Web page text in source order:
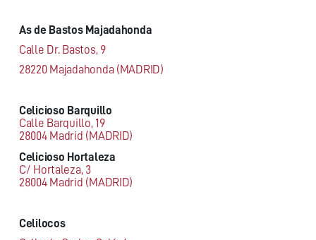
As de Bastos Majadahonda
Calle Dr. Bastos, 9
28220 Majadahonda (MADRID)
Celicioso Barquillo
Calle Barquillo, 19
28004 Madrid (MADRID)
Celicioso Hortaleza
C/ Hortaleza, 3
28004 Madrid (MADRID)
Celilocos